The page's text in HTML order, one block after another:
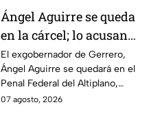
Ángel Aguirre se queda
en la cárcel; lo acusan
de destruir
información del caso
Ayotzinapa
El exgobernador de Gerrero,
Ángel Aguirre se quedará en el
Penal Federal del Altiplano,
luego de que fue detenido ayer
07 agosto, 2026